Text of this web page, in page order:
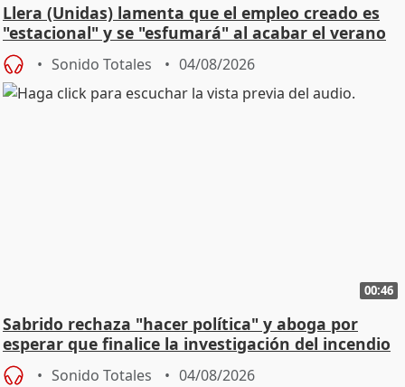
Llera (Unidas) lamenta que el empleo creado es
"estacional" y se "esfumará" al acabar el verano
Sonido Totales 04/08/2026
00:46
Sabrido rechaza "hacer política" y aboga por
esperar que finalice la investigación del incendio
Sonido Totales 04/08/2026